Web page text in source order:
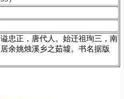
忠正，唐代人。始迁祖珣三，南
余姚烛溪乡之茹墟。书名据版